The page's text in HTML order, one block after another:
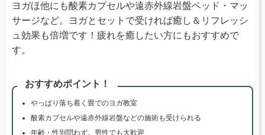
ヨガほ他にも酸素カプセルや遠赤外線岩盤ベッド・マッ
サージなど。ヨガとセットで受ければ癒し＆リフレッシ
ュ効果も倍増です！疲れを癒したい方にもおすすめで
す。
おすすめポイント！
やっぱり落ち着く畳でのヨガ教室
酸素カプセルや遠赤外線岩盤などの施術も受けられる
年齢・性別問わず。男性でも大歓迎